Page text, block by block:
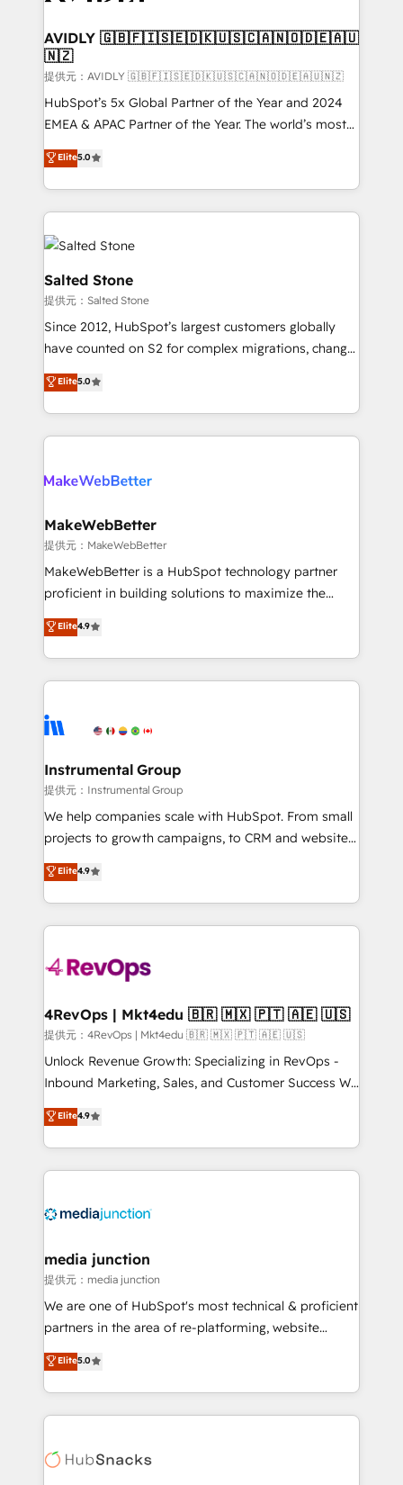
AVIDLY 🇬🇧🇫🇮🇸🇪🇩🇰🇺🇸🇨🇦🇳🇴🇩🇪🇦🇺
🇳🇿
提供元：AVIDLY 🇬🇧🇫🇮🇸🇪🇩🇰🇺🇸🇨🇦🇳🇴🇩🇪🇦🇺🇳🇿
HubSpot’s 5x Global Partner of the Year and 2024
EMEA & APAC Partner of the Year. The world’s most
experienced and fully accredited HubSpot Solutions
Partner. 🚀 With 2,750+ HubSpot projects delivered
and 370+ specialists across EMEA, APAC and NAM,
we de-risk complex CRM programmes and
accelerate ROI across every HubSpot Hub. 🧭 From
multi-region migrations to AI-powered automation,
we turn complexity into clarity, human at global
scale. 🏆 HubSpot’s CEO called us “the partner of the
future.” Others agree it is proof of trust built through
measurable impact.
Elite5.0
Salted Stone
提供元：Salted Stone
Since 2012, HubSpot’s largest customers globally
have counted on S2 for complex migrations, change
management, systems integration, and creative
solutions that deliver measurable impact and
transform brand experiences As one of the few full-
service creative agencies in the HubSpot
winning design to build scalable, globally
marketing campaigns, & RevOps frameworks that
fuel long-term success We connect the entire
customer lifecycle through seamless integrations,
ensure long-term adoption with change-
and service to drive sustainable growth With 6 key
HubSpot accreditations and experience across
teams has worked with clients just like you Let’s
explore whether S2 is the partner you’ve been
Elite5.0
MakeWebBetter
提供元：MakeWebBetter
MakeWebBetter is a HubSpot technology partner
proficient in building solutions to maximize the
operational efficiency of HubSpot. The fastest-
growing tech-enabler & facilitator, MakeWebBetter,
hands you the blend of HubSpot expertise &
eminent solutions & integrations. Trust us to
Elite Partners with 10+ years of HubSpot experience
Premier Partner 2023 🌟5 HubSpot Accreditations 🌟
Won HubSpot Theme Challenge 2021 🌟INBOUND’19
HubSpot Rising Star Why us? Harnessing the full
potential of the powerful HubSpot CRM. ✔️A team of
HubSpot experience ✔️Flexible pricing models —
Hourly-fee (assigned one Dedicated HubSpot
requirement). ✔️Helped over 25,000+ customers so
far with our HubSpot solutions. ✔️Bespoke apps &
on-demand bundle services. Connect with us today!
Elite4.9
Instrumental Group
提供元：Instrumental Group
We help companies scale with HubSpot. From small
projects to growth campaigns, to CRM and websites.
Hire an agency that's experienced in every inch of
HubSpot and willing to work hand-in-hand with your
team to simplify the complex and build a better
experience for your team and customers.
Elite4.9
4RevOps | Mkt4edu 🇧🇷 🇲🇽 🇵🇹 🇦🇪 🇺🇸
提供元：4RevOps | Mkt4edu 🇧🇷 🇲🇽 🇵🇹 🇦🇪 🇺🇸
Unlock Revenue Growth: Specializing in RevOps -
Inbound Marketing, Sales, and Customer Success We
specialize in driving revenue growth for companies
across industries through tailored marketing, sales,
and customer success strategies, utilizing RevOps
methodologies. As Latin America's largest HubSpot
offer unparalleled insights. Operating in five
Mexico, USA, and Portugal—we've executed over a
hundred successful operations. Our approach,
rooted in RevOps principles, integrates analysis,
training, planning, and qualification. Leveraging
inbound marketing tactics, we focus on
understanding, nurturing, and converting leads.
competitive market.
Elite4.9
media junction
提供元：media junction
We are one of HubSpot's most technical & proficient
partners in the area of re-platforming, website
design & development. We specialize in multi-hub
implementations for mid-market & enterprise
companies. We are woman-owned, powered by
coffee, and we ❤️ dogs. We produce award-winning
Impact Award 🏆2022 Technical Expertise Impact
Elite5.0